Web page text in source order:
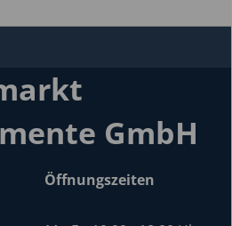
GmbH
Öffnungszeiten